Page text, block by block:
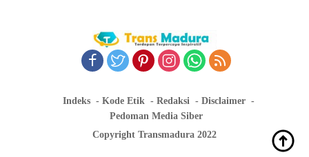
Indeks Kode Etik Redaksi
Disclaimer
Pedoman Media Siber
Copyright Transmadura 2022